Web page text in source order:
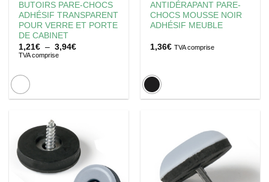
BUTOIRS PARE-CHOCS
ADHÉSIF TRANSPARENT
POUR VERRE ET PORTE
DE CABINET
1,21€ – 3,94€Plage
TVA comprise
ANTIDÉRAPANT PARE-
CHOCS MOUSSE NOIR
ADHÉSIF MEUBLE
1,36€ TVA comprise